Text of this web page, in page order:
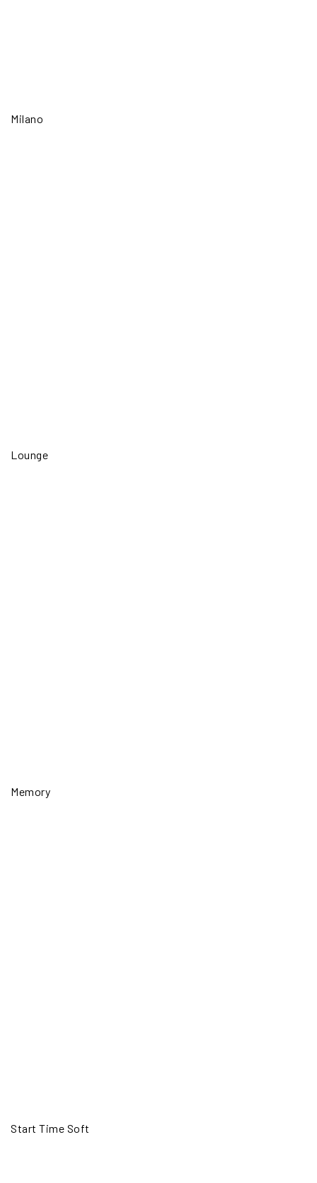
Milano
Lounge
Memory
Start Time Soft